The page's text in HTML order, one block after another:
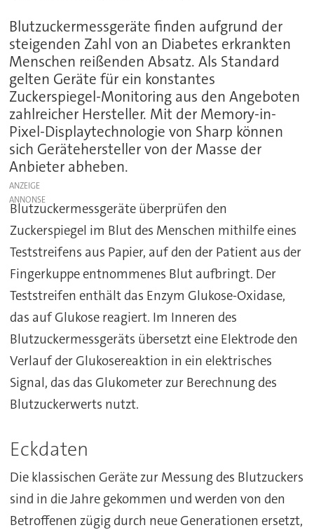
Blutzuckermessgeräte finden aufgrund der
steigenden Zahl von an Diabetes erkrankten
Menschen reißenden Absatz. Als Standard
gelten Geräte für ein konstantes
Zuckerspiegel-Monitoring aus den Angeboten
zahlreicher Hersteller. Mit der Memory-in-
Pixel-Displaytechnologie von Sharp können
sich Gerätehersteller von der Masse der
Anbieter abheben.
ANZEIGE
Blutzuckermessgeräte überprüfen den
Zuckerspiegel im Blut des Menschen mithilfe eines
Teststreifens aus Papier, auf den der Patient aus der
Fingerkuppe entnommenes Blut aufbringt. Der
Teststreifen enthält das Enzym Glukose-Oxidase,
das auf Glukose reagiert. Im Inneren des
Blutzuckermessgeräts übersetzt eine Elektrode den
Verlauf der Glukosereaktion in ein elektrisches
Signal, das das Glukometer zur Berechnung des
Blutzuckerwerts nutzt.
Eckdaten
Die klassischen Geräte zur Messung des Blutzuckers
sind in die Jahre gekommen und werden von den
Betroffenen zügig durch neue Generationen ersetzt,